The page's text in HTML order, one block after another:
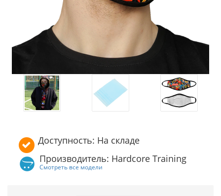
Доступность: На складе
Производитель: Hardcore Training
Смотреть все модели